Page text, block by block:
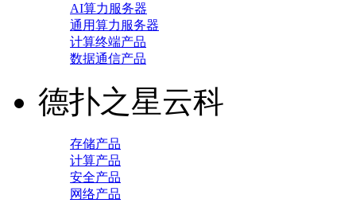
AI算力服务器
通用算力服务器
计算终端产品
数据通信产品
德扑之星云科
存储产品
计算产品
安全产品
网络产品